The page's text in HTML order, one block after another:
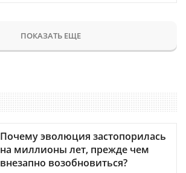
ПОКАЗАТЬ ЕЩЕ
Почему эволюция застопорилась
на миллионы лет, прежде чем
внезапно возобновиться?